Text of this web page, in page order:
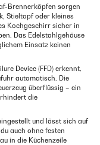
Brennerköpfen sorgen
Stieltopf oder kleines
Kochgeschirr sicher in
Das Edelstahlgehäuse
Einsatz keinen
Device (FFD) erkennt,
automatisch. Die
überflüssig – ein
die
und lässt sich auf
auch ohne festen
in die Küchenzeile